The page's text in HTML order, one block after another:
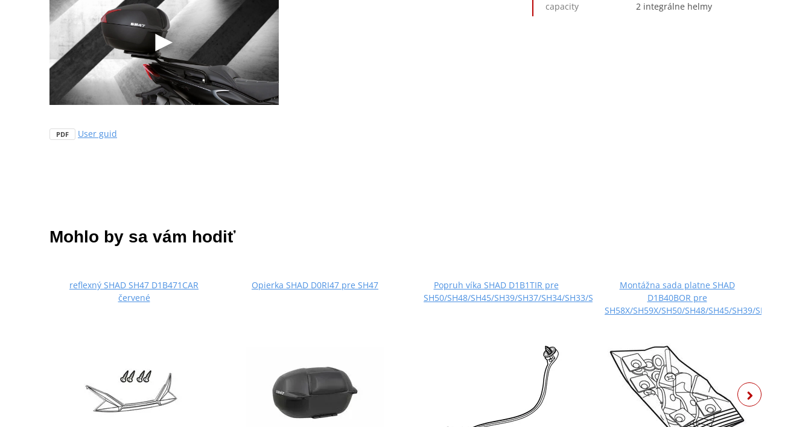
PDF User guid
capacity 2 integrálne helmy
Mohlo by sa vám hodiť
reflexný SHAD SH47 D1B471CAR
červené
Opierka SHAD D0RI47 pre SH47
Popruh víka SHAD D1B1TIR pre
SH50/SH48/SH45/SH39/SH37/SH34/SH33/SH29/SH26
Montážna sada platne SHAD
D1B40BOR pre
SH58X/SH59X/SH50/SH48/SH45/SH39/SH42/SH46